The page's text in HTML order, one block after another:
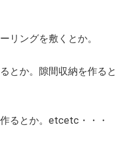
リングを敷くとか。
とか。隙間収納を作ると
るとか。etcetc・・・